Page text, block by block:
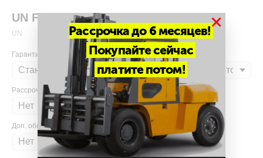
UN FD280T
UN
Гарантия
Рассрочка
Доп. оборудование
Рассрочка до 6 месяцев!
Покупайте сейчас
платите потом!
×